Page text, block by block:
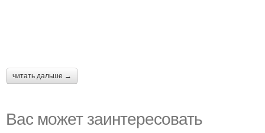
читать дальше →
Вас может заинтересовать